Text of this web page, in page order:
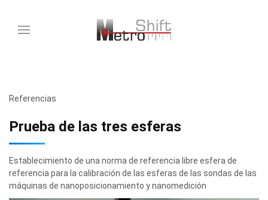
Referencias
Prueba de las tres esferas
Establecimiento de una norma de referencia libre esfera de
referencia para la calibración de las esferas de las sondas de las
máquinas de nanoposicionamiento y nanomedición